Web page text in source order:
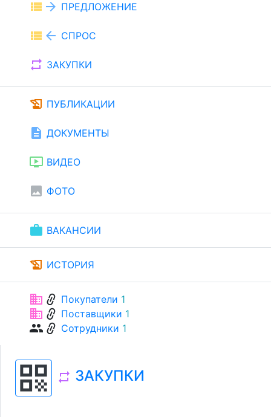
view_list arrow_forward ПРЕДЛОЖЕНИЕ
view_list arrow_back СПРОС
repeat ЗАКУПКИ
history_edu ПУБЛИКАЦИИ
description ДОКУМЕНТЫ
ondemand_video ВИДЕО
image ФОТО
work ВАКАНСИИ
history_edu ИСТОРИЯ
businesslink Покупатели 1
businesslink Поставщики 1
grouplink Сотрудники 1
qr_code repeat ЗАКУПКИ